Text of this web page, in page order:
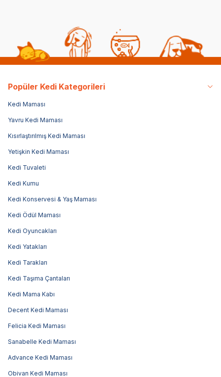
Popüler Kedi Kategorileri
Kedi Maması
Yavru Kedi Maması
Kısırlaştırılmış Kedi Maması
Yetişkin Kedi Maması
Kedi Tuvaleti
Kedi Kumu
Kedi Konservesi & Yaş Maması
Kedi Ödül Maması
Kedi Oyuncakları
Kedi Yatakları
Kedi Tarakları
Kedi Taşıma Çantaları
Kedi Mama Kabı
Decent Kedi Maması
Felicia Kedi Maması
Sanabelle Kedi Maması
Advance Kedi Maması
Obivan Kedi Maması